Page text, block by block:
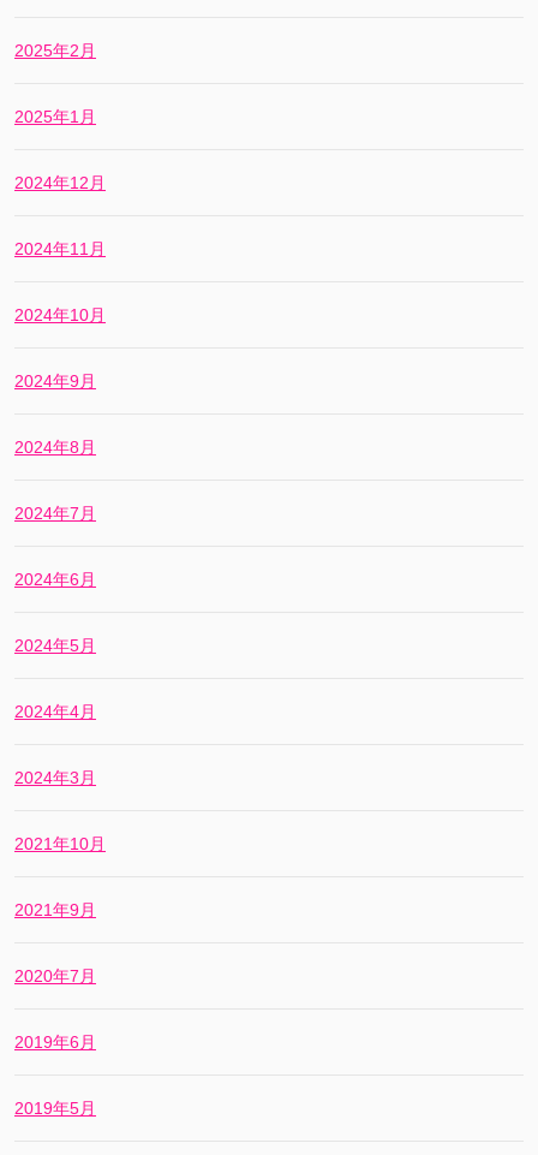
2025年2月
2025年1月
2024年12月
2024年11月
2024年10月
2024年9月
2024年8月
2024年7月
2024年6月
2024年5月
2024年4月
2024年3月
2021年10月
2021年9月
2020年7月
2019年6月
2019年5月